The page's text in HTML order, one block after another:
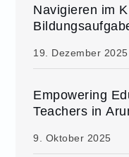
Navigieren im
19. Dezember 2025
Empowering
Teachers in
9. Oktober 2025